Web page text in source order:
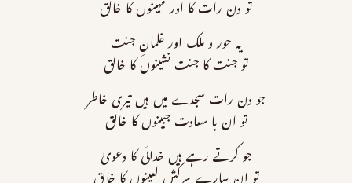
تو دن رات کا اور مہینوں کا خالق
یہ حور و ملک اور غلمانِ جنت
تو جنت کا جنت نشینوں کا خالق
جو دن رات سجدے میں ہیں تیری خاطر
تو ان با سعادت جبینوں کا خالق
جو کرتے رہے ہیں خدائی کا دعویٰ
تو ان سارے سرکش لعینوں کا خالق